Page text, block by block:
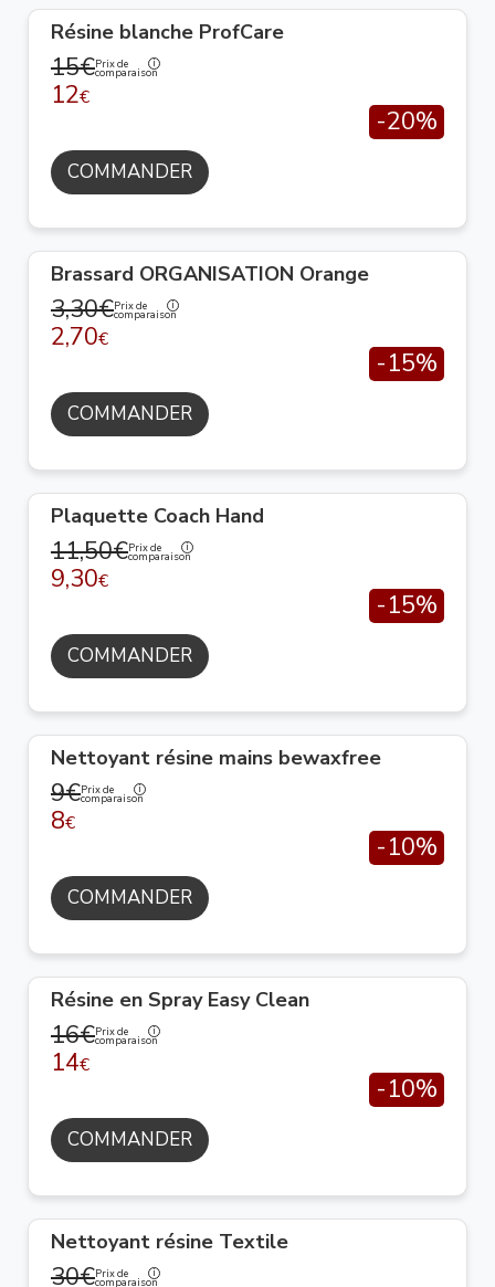
Résine blanche ProfCare
15€Prix de
comparaison
12€
-20%
COMMANDER
Brassard ORGANISATION Orange
3,30€Prix de
comparaison
2,70€
-15%
COMMANDER
Plaquette Coach Hand
11,50€Prix de
comparaison
9,30€
-15%
COMMANDER
Nettoyant résine mains bewaxfree
9€Prix de
comparaison
8€
-10%
COMMANDER
Résine en Spray Easy Clean
16€Prix de
comparaison
14€
-10%
COMMANDER
Nettoyant résine Textile
30€Prix de
comparaison